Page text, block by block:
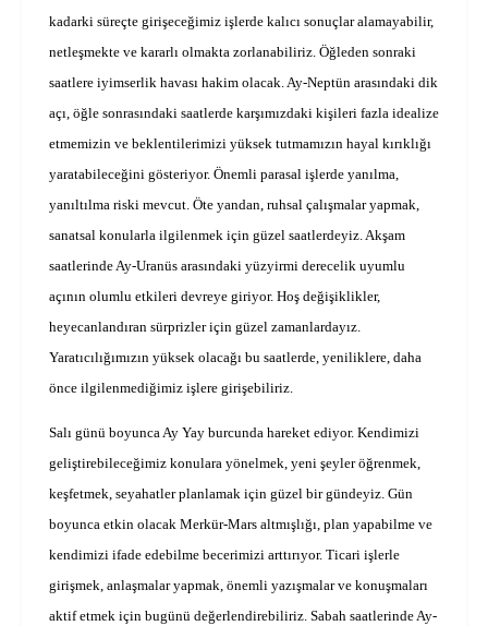
kadarki süreçte girişeceğimiz işlerde kalıcı sonuçlar alamayabilir,
netleşmekte ve kararlı olmakta zorlanabiliriz. Öğleden sonraki
saatlere iyimserlik havası hakim olacak. Ay-Neptün arasındaki dik
açı, öğle sonrasındaki saatlerde karşımızdaki kişileri fazla idealize
etmemizin ve beklentilerimizi yüksek tutmamızın hayal kırıklığı
yaratabileceğini gösteriyor. Önemli parasal işlerde yanılma,
yanıltılma riski mevcut. Öte yandan, ruhsal çalışmalar yapmak,
sanatsal konularla ilgilenmek için güzel saatlerdeyiz. Akşam
saatlerinde Ay-Uranüs arasındaki yüzyirmi derecelik uyumlu
açının olumlu etkileri devreye giriyor. Hoş değişiklikler,
heyecanlandıran sürprizler için güzel zamanlardayız.
Yaratıcılığımızın yüksek olacağı bu saatlerde, yeniliklere, daha
önce ilgilenmediğimiz işlere girişebiliriz.
Salı günü boyunca Ay Yay burcunda hareket ediyor. Kendimizi
geliştirebileceğimiz konulara yönelmek, yeni şeyler öğrenmek,
keşfetmek, seyahatler planlamak için güzel bir gündeyiz. Gün
boyunca etkin olacak Merkür-Mars altmışlığı, plan yapabilme ve
kendimizi ifade edebilme becerimizi arttırıyor. Ticari işlerle
girişmek, anlaşmalar yapmak, önemli yazışmalar ve konuşmaları
aktif etmek için bugünü değerlendirebiliriz. Sabah saatlerinde Ay-